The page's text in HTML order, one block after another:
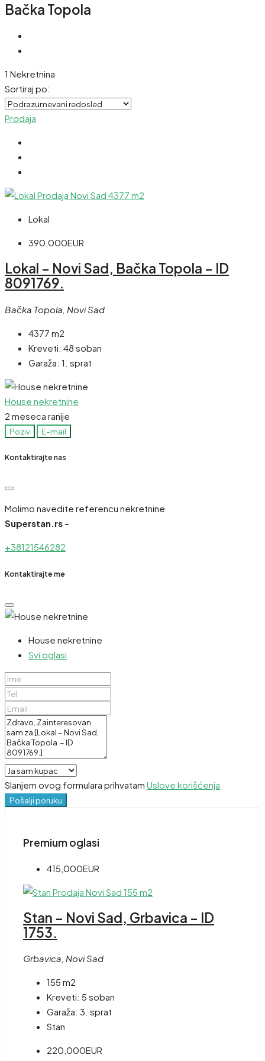
Bačka Topola
1 Nekretnina
Sortiraj po:
Prodaja
Lokal
390,000EUR
Lokal – Novi Sad, Bačka Topola – ID
8091769.
Bačka Topola, Novi Sad
4377 m2
Kreveti: 48 soban
Garaža: 1. sprat
House nekretnine
2 meseca ranije
Poziv E-mail
Kontaktirajte nas
Molimo navedite referencu nekretnine
Superstan.rs -
+38121546282
Kontaktirajte me
House nekretnine
Svi oglasi
Slanjem ovog formulara prihvatam Uslove korišćenja
Pošalji poruku
Premium oglasi
415,000EUR
Stan – Novi Sad, Grbavica – ID
1753.
Grbavica, Novi Sad
155 m2
Kreveti: 5 soban
Garaža: 3. sprat
Stan
220,000EUR